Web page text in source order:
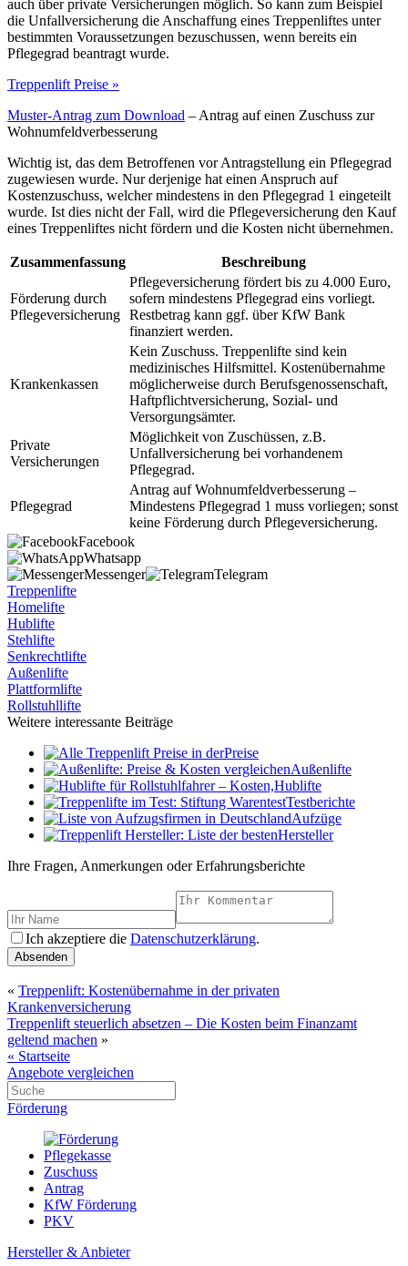
auch über private Versicherungen möglich. So kann zum Beispiel
die Unfallversicherung die Anschaffung eines Treppenliftes unter
bestimmten Voraussetzungen bezuschussen, wenn bereits ein
Pflegegrad beantragt wurde.
Treppenlift Preise »
Muster-Antrag zum Download – Antrag auf einen Zuschuss zur
Wohnumfeldverbesserung
Wichtig ist, das dem Betroffenen vor Antragstellung ein Pflegegrad
zugewiesen wurde. Nur derjenige hat einen Anspruch auf
Kostenzuschuss, welcher mindestens in den Pflegegrad 1 eingeteilt
wurde. Ist dies nicht der Fall, wird die Pflegeversicherung den Kauf
eines Treppenliftes nicht fördern und die Kosten nicht übernehmen.
Zusammenfassung Beschreibung
Förderung durch
Pflegeversicherung
Pflegeversicherung fördert bis zu 4.000 Euro,
sofern mindestens Pflegegrad eins vorliegt.
Restbetrag kann ggf. über KfW Bank
finanziert werden.
Krankenkassen
Kein Zuschuss. Treppenlifte sind kein
medizinisches Hilfsmittel. Kostenübernahme
möglicherweise durch Berufsgenossenschaft,
Haftpflichtversicherung, Sozial- und
Versorgungsämter.
Private
Versicherungen
Möglichkeit von Zuschüssen, z.B.
Unfallversicherung bei vorhandenem
Pflegegrad.
Pflegegrad
Antrag auf Wohnumfeldverbesserung –
Mindestens Pflegegrad 1 muss vorliegen; sonst
keine Förderung durch Pflegeversicherung.
Facebook
Whatsapp
Messenger
Telegram
Treppenlifte
Homelifte
Hublifte
Stehlifte
Senkrechtlifte
Außenlifte
Plattformlifte
Rollstuhllifte
Weitere interessante Beiträge
Preise
Außenlifte
Hublifte
Testberichte
Aufzüge
Hersteller
Ihre Fragen, Anmerkungen oder Erfahrungsberichte
Ich akzeptiere die Datenschutzerklärung.
Absenden
« Treppenlift: Kostenübernahme in der privaten
Krankenversicherung
Treppenlift steuerlich absetzen – Die Kosten beim Finanzamt
geltend machen »
« Startseite
Angebote vergleichen
Förderung
Pflegekasse
Zuschuss
Antrag
KfW Förderung
PKV
Hersteller & Anbieter